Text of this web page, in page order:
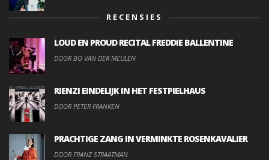
RECENSIES
LOUD EN PROUD RECITAL FREDDIE BALLENTINE
DOOR BO VAN DER MEULEN
RIENZI EINDELIJK IN HET FESTPIELHAUS
DOOR PETER FRANKEN
PRACHTIGE ZANG IN VERMINKTE ROSENKAVALIER
DOOR FRANZ STRAATMAN